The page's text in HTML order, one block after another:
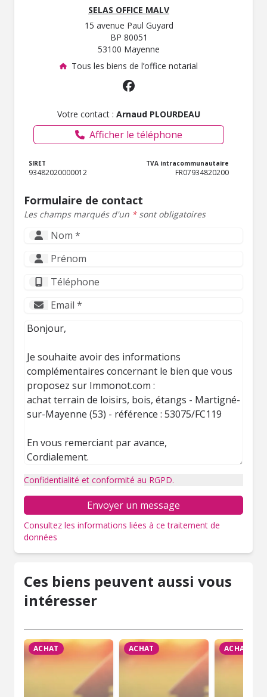
SELAS OFFICE MALV
15 avenue Paul Guyard
BP 80051
53100 Mayenne
Tous les biens de l’office notarial
Votre contact : Arnaud PLOURDEAU
Afficher le téléphone
SIRET
93482020000012
TVA intracommunautaire
FR07934820200
Formulaire de contact
Les champs marqués d'un *sont obligatoires
Confidentialité et conformité au RGPD.
Envoyer un message
Consultez les informations liées à ce traitement de
données
Ces biens peuvent aussi vous
intéresser
ACHAT ACHAT ACHAT